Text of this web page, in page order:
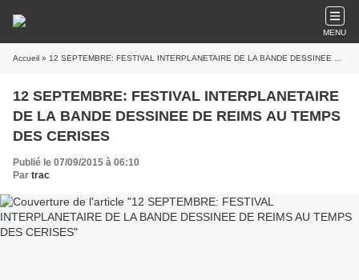
MENU
Accueil » 12 SEPTEMBRE: FESTIVAL INTERPLANETAIRE DE LA BANDE DESSINEE DE REIMS AU TEMPS DES CERISES
12 SEPTEMBRE: FESTIVAL INTERPLANETAIRE
DE LA BANDE DESSINEE DE REIMS AU TEMPS
DES CERISES
Publié le 07/09/2015 à 06:10
Par trac